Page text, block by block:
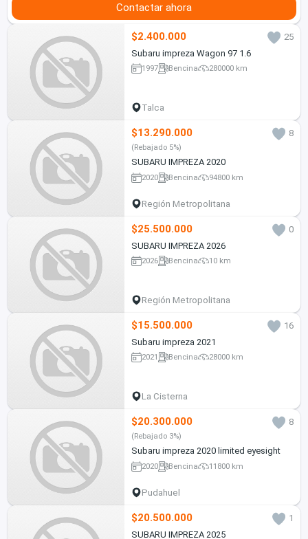
Contactar ahora
$2.400.000
25
Subaru impreza Wagon 97 1.6
1997 Bencina 280000 km
Talca
$13.290.000 8
(Rebajado 5%)
SUBARU IMPREZA 2020
2020 Bencina 94800 km
Región Metropolitana
$25.500.000
0
SUBARU IMPREZA 2026
2026 Bencina 10 km
Región Metropolitana
$15.500.000
16
Subaru impreza 2021
2021 Bencina 28000 km
La Cisterna
$20.300.000 8
(Rebajado 3%)
Subaru impreza 2020 limited eyesight
2020 Bencina 11800 km
Pudahuel
$20.500.000
1
SUBARU IMPREZA 2025